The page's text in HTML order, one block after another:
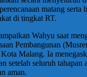
matang serta
di tingkat RT.
Wahyu saat
Pembangunan
Malang. Ia
setelah seluruh tahapan
aman.